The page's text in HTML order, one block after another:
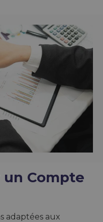
Compte
adaptées aux